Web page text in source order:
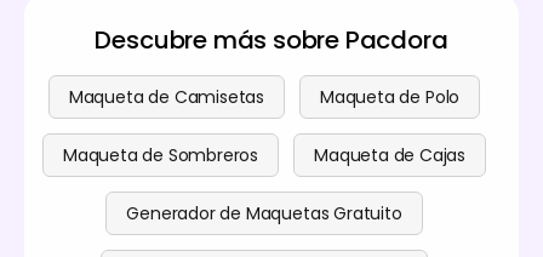
Descubre más sobre Pacdora
Maqueta de Camisetas Maqueta de Polo
Maqueta de Sombreros Maqueta de Cajas
Generador de Maquetas Gratuito